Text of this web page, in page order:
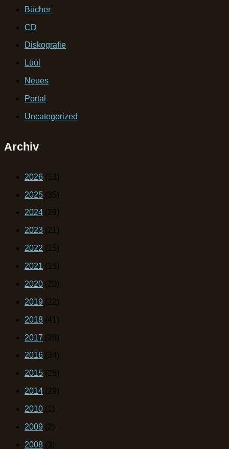
Bücher
CD
Diskografie
Lüül
Neues
Portal
Uncategorized
Archiv
2026 (13)
2025 (35)
2024 (29)
2023 (21)
2022 (15)
2021 (15)
2020 (20)
2019 (22)
2018 (41)
2017 (28)
2016 (34)
2015 (25)
2014 (29)
2010 (1)
2009 (2)
2008 (3)